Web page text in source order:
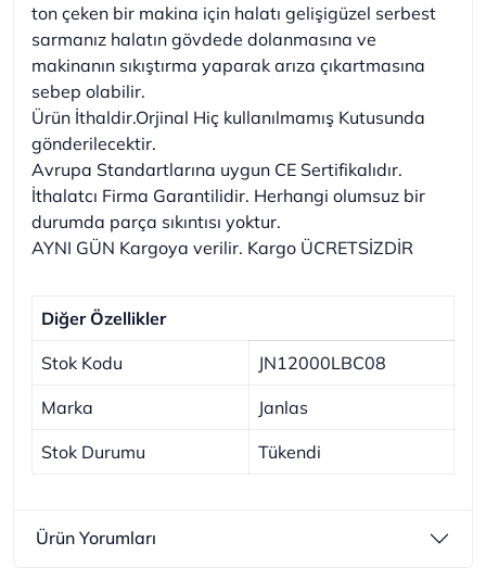
ton çeken bir makina için halatı gelişigüzel serbest
sarmanız halatın gövdede dolanmasına ve
makinanın sıkıştırma yaparak arıza çıkartmasına
sebep olabilir.
Ürün İthaldir.Orjinal Hiç kullanılmamış Kutusunda
gönderilecektir.
Avrupa Standartlarına uygun CE Sertifikalıdır.
İthalatcı Firma Garantilidir. Herhangi olumsuz bir
durumda parça sıkıntısı yoktur.
AYNI GÜN Kargoya verilir. Kargo ÜCRETSİZDİR
Diğer Özellikler
Stok Kodu JN12000LBC08
Marka Janlas
Stok Durumu Tükendi
Ürün Yorumları